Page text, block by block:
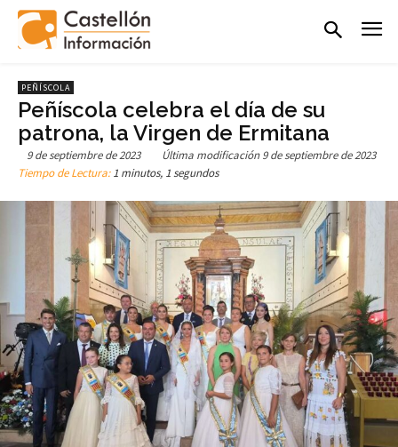
PEÑÍSCOLA
Peñíscola celebra el día de su
patrona, la Virgen de Ermitana
9 de septiembre de 2023 Última modificación 9 de septiembre de 2023
Tiempo de Lectura:1 minutos, 1 segundos